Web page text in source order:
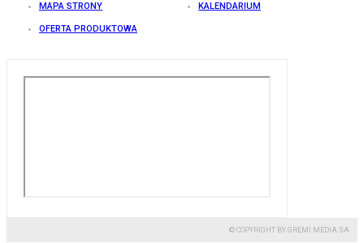
MAPA STRONY KALENDARIUM
OFERTA PRODUKTOWA
© COPYRIGHT BY GREMI MEDIA SA